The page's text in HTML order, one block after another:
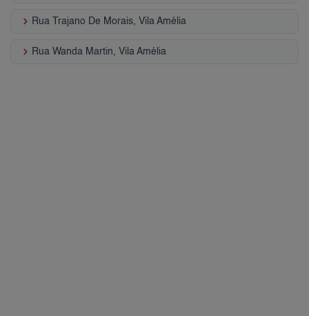
keyboard_arrow_right Rua Trajano De Morais, Vila Amélia
keyboard_arrow_right Rua Wanda Martin, Vila Amélia